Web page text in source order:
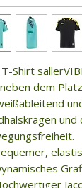
T-Shirt
dem